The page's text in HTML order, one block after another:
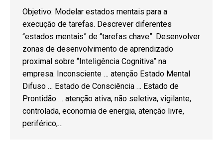
Objetivo: Modelar estados mentais para a
execução de tarefas. Descrever diferentes
“estados mentais” de “tarefas chave”. Desenvolver
zonas de desenvolvimento de aprendizado
proximal sobre “Inteligência Cognitiva” na
empresa. Inconsciente … atenção Estado Mental
Difuso … Estado de Consciência … Estado de
Prontidão … atenção ativa, não seletiva, vigilante,
controlada, economia de energia, atenção livre,
periférico,…